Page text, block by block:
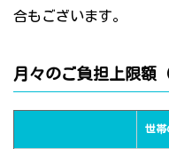
合もございます。
月々のご負担上限額
世帯